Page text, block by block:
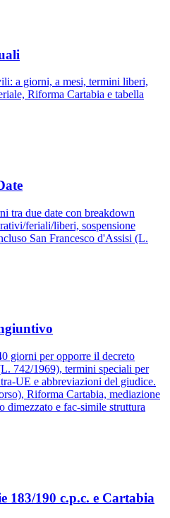
a giorni, a mesi, termini liberi,
Riforma Cartabia e tabella
tra due date con breakdown
feriali/liberi, sospensione
San Francesco d'Assisi (L.
giorni per opporre il decreto
742/1969), termini speciali per
UE e abbreviazioni del giudice.
Riforma Cartabia, mediazione
e fac-simile struttura
183/190 c.p.c. e Cartabia